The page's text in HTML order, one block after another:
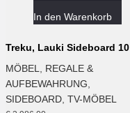
In den Warenkorb
Treku, Lauki Sideboard 10
MÖBEL
REGALE &
AUFBEWAHRUNG
SIDEBOARD TV-MÖBEL